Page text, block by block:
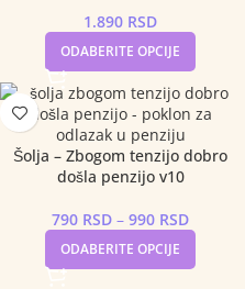
1.890 RSD
ODABERITE OPCIJE
Šolja – Zbogom tenzijo dobro
došla penzijo v10
790 RSD – 990 RSD
ODABERITE OPCIJE